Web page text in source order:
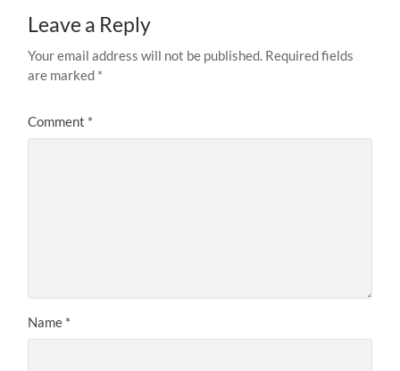
Leave a Reply
Your email address will not be published. Required fields
are marked *
Comment *
Name *